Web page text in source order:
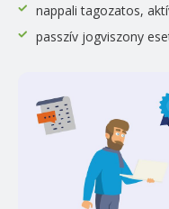
nappali tagozatos,
passzív jogviszony